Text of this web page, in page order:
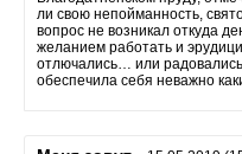
ли свою непойманность,
вопрос не возникал откуда
желанием работать и
отлючались… или
обеспечила себя неважно